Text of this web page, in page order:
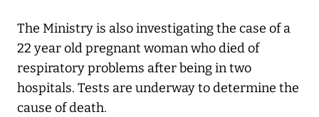
The Ministry is also investigating the case of a
22 year old pregnant woman who died of
respiratory problems after being in two
hospitals. Tests are underway to determine the
cause of death.